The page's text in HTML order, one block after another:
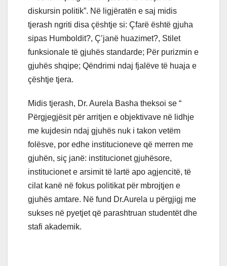
diskursin politik”. Në ligjëratën e saj midis
tjerash ngriti disa çështje si: Çfarë është gjuha
sipas Humboldit?, Ç’janë huazimet?, Stilet
funksionale të gjuhës standarde; Për purizmin e
gjuhës shqipe; Qëndrimi ndaj fjalëve të huaja e
çështje tjera.
Midis tjerash, Dr. Aurela Basha theksoi se “
Përgjegjësit për arritjen e objektivave në lidhje
me kujdesin ndaj gjuhës nuk i takon vetëm
folësve, por edhe institucioneve që merren me
gjuhën, siç janë: institucionet gjuhësore,
institucionet e arsimit të lartë apo agjencitë, të
cilat kanë në fokus politikat për mbrojtjen e
gjuhës amtare. Në fund Dr.Aurela u përgjigj me
sukses në pyetjet që parashtruan studentët dhe
stafi akademik.